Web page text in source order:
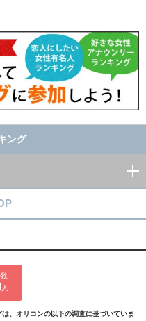
ング
人
、オリコンの以下の調査に基づいていま